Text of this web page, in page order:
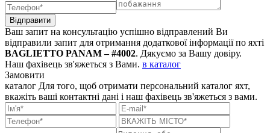
Відправити
Ваш запит на консультацію успішно відправлений Ви
відправили запит для отримання додаткової інформації по яхті
BAGLIETTO PANAM – #4002. Дякуємо за Вашу довіру.
Наш фахівець зв'яжеться з Вами. в каталог
Замовити
каталог Для того, щоб отримати персональний каталог яхт,
вкажіть ваші контактні дані і наш фахівець зв'яжеться з вами.